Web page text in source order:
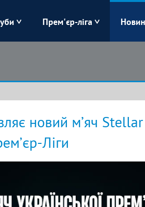
Карпати
Харків
Прем'єр-ліга
новий м’яч
Ліги